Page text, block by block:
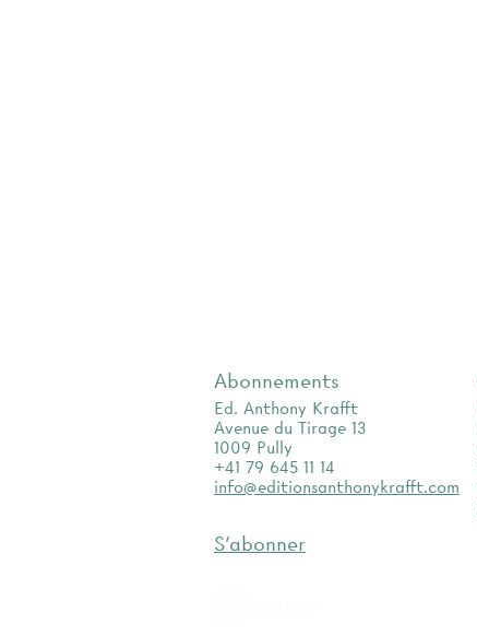
Abonnements
Ed. Anthony Krafft
Avenue du Tirage 13
1009 Pully
+41 79 645 11 14
info@editionsanthonykrafft.com
S'abonner